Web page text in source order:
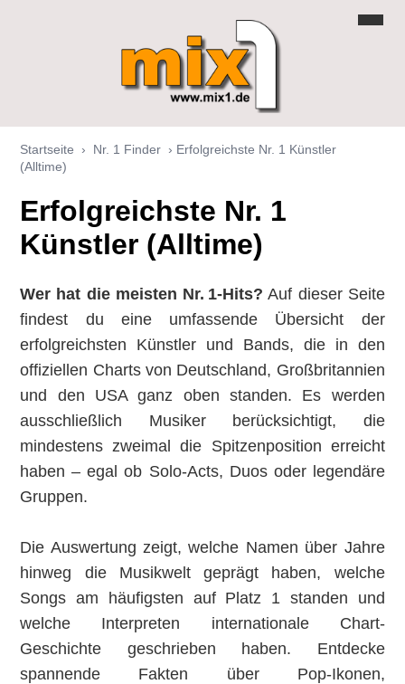
Startseite › Nr. 1 Finder › Erfolgreichste Nr. 1 Künstler
(Alltime)
Erfolgreichste Nr. 1
Künstler (Alltime)
Wer hat die meisten Nr. 1-Hits? Auf dieser Seite
findest du eine umfassende Übersicht der
erfolgreichsten Künstler und Bands, die in den
offiziellen Charts von Deutschland, Großbritannien
und den USA ganz oben standen. Es werden
ausschließlich Musiker berücksichtigt, die
mindestens zweimal die Spitzenposition erreicht
haben – egal ob Solo-Acts, Duos oder legendäre
Gruppen.
Die Auswertung zeigt, welche Namen über Jahre
hinweg die Musikwelt geprägt haben, welche
Songs am häufigsten auf Platz 1 standen und
welche Interpreten internationale Chart-
Geschichte geschrieben haben. Entdecke
spannende Fakten über Pop-Ikonen,